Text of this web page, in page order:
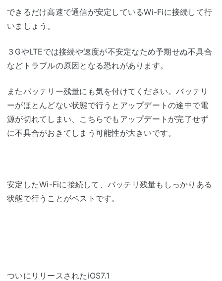
できるだけ高速で通信が安定しているWi-Fiに接続して行
いましょう。
３GやLTEでは接続や速度が不安定なため予期せぬ不具合
などトラブルの原因となる恐れがあります。
またバッテリー残量にも気を付けてください。バッテリ
ーがほとんどない状態で行うとアップデートの途中で電
源が切れてしまい、こちらでもアップデートが完了せず
に不具合がおきてしまう可能性が大きいです。
安定したWi-Fiに接続して、バッテリ残量もしっかりある
状態で行うことがベストです。
ついにリリースされたiOS7.1